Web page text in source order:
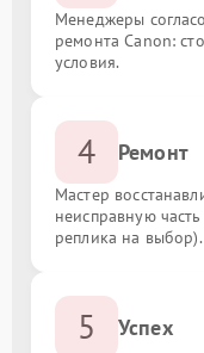
Менеджеры
ремонта Canon:
условия.
4 Ремонт
Мастер
неисправную
реплика на выбор).
5 Успех